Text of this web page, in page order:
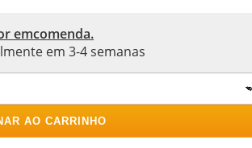
emcomenda.
em 3-4 semanas
AO CARRINHO